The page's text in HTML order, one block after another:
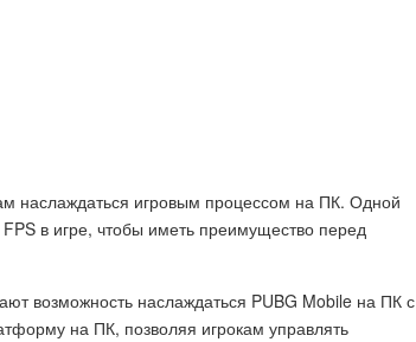
наслаждаться игровым процессом на ПК. Одной
в игре, чтобы иметь преимущество перед
возможность наслаждаться PUBG Mobile на ПК с
на ПК, позволяя игрокам управлять